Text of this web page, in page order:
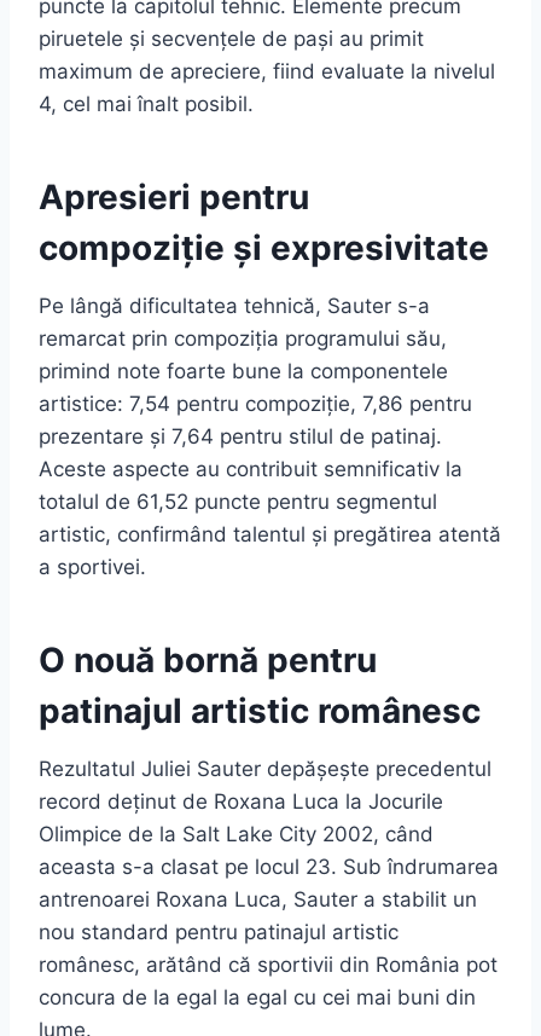
puncte la capitolul tehnic. Elemente precum
piruetele și secvențele de pași au primit
maximum de apreciere, fiind evaluate la nivelul
4, cel mai înalt posibil.
Apresieri pentru
compoziție și expresivitate
Pe lângă dificultatea tehnică, Sauter s-a
remarcat prin compoziția programului său,
primind note foarte bune la componentele
artistice: 7,54 pentru compoziție, 7,86 pentru
prezentare și 7,64 pentru stilul de patinaj.
Aceste aspecte au contribuit semnificativ la
totalul de 61,52 puncte pentru segmentul
artistic, confirmând talentul și pregătirea atentă
a sportivei.
O nouă bornă pentru
patinajul artistic românesc
Rezultatul Juliei Sauter depășește precedentul
record deținut de Roxana Luca la Jocurile
Olimpice de la Salt Lake City 2002, când
aceasta s-a clasat pe locul 23. Sub îndrumarea
antrenoarei Roxana Luca, Sauter a stabilit un
nou standard pentru patinajul artistic
românesc, arătând că sportivii din România pot
concura de la egal la egal cu cei mai buni din
lume.